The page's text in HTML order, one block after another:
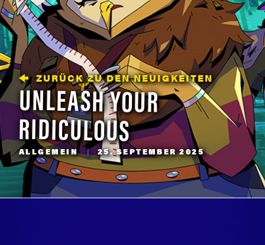
ZURÜCK ZU DEN NEUIGKEITEN
UNLEASH YOUR
RIDICULOUS
ALLGEMEIN | 25. SEPTEMBER 2025